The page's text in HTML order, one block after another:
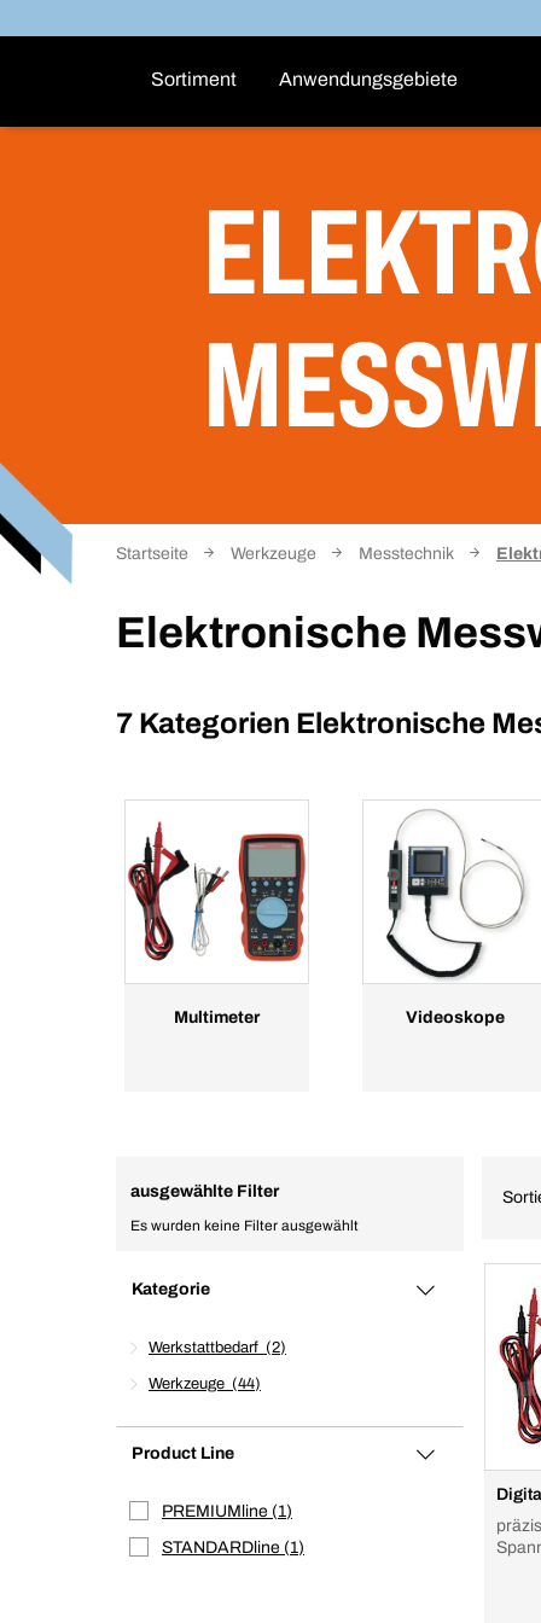
Sortiment Anwendungsgebiete
Startseite Werkzeuge Messtechnik
Elektronische
7 Kategorien Elektronische
Multimeter Videoskope
ausgewählte Filter
Es wurden keine Filter ausgewählt
Kategorie
Werkstattbedarf 2
Werkzeuge 44
Product Line
PREMIUMline
1
STANDARDline
1